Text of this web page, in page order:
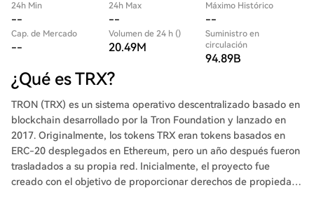
24h Min
--
24h Max
--
Máximo Histórico
--
Cap. de Mercado
--
Volumen de 24 h ()
20.49M
Suministro en
circulación
94.89B
¿Qué es TRX?
TRON (TRX) es un sistema operativo descentralizado basado en
blockchain desarrollado por la Tron Foundation y lanzado en
2017. Originalmente, los tokens TRX eran tokens basados en
ERC-20 desplegados en Ethereum, pero un año después fueron
trasladados a su propia red. Inicialmente, el proyecto fue
creado con el objetivo de proporcionar derechos de propiedad